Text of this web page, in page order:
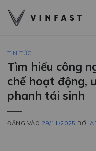
qua
TIN TỨC
Tìm hiểu công
chế hoạt động,
phanh tái sinh
ĐĂNG VÀO 29/11/2025 BỞI